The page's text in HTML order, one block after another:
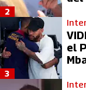
2
el
3